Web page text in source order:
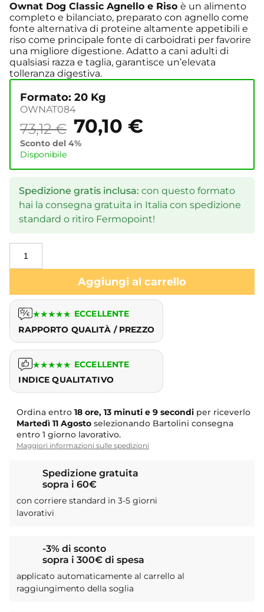
Ownat Dog Classic Agnello e Riso è un alimento
completo e bilanciato, preparato con agnello come
fonte alternativa di proteine altamente appetibili e
riso come principale fonte di carboidrati per favorire
una migliore digestione. Adatto a cani adulti di
qualsiasi razza e taglia, garantisce un’elevata
tolleranza digestiva.
Formato: 20 Kg
OWNAT084
73,12€ 70,10 €
Sconto del 4%
Disponibile
Spedizione gratis inclusa: con questo formato
hai la consegna gratuita in Italia con spedizione
standard o ritiro Fermopoint!
Aggiungi al carrello
★★★★★ ECCELLENTE
RAPPORTO QUALITÀ / PREZZO
★★★★★ ECCELLENTE
INDICE QUALITATIVO
Ordina entro 18 ore, 13 minuti e 8 secondi per riceverlo
Martedì 11 Agosto selezionando Bartolini consegna
entro 1 giorno lavorativo.
Maggiori informazioni sulle spedizioni
Spedizione gratuita
sopra i 60€
con corriere standard in 3-5 giorni
lavorativi
-3% di sconto
sopra i 300€ di spesa
applicato automaticamente al carrello al
raggiungimento della soglia